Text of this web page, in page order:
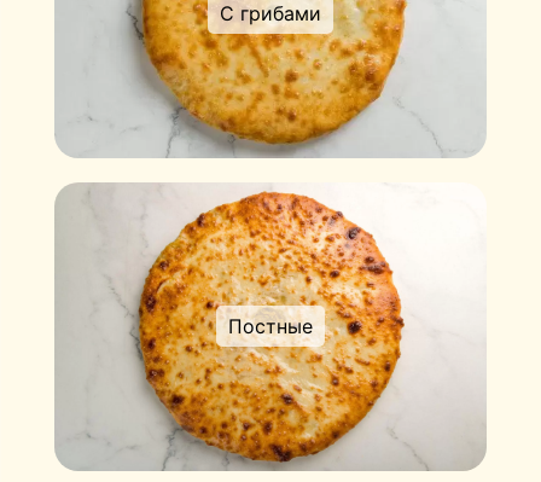
С грибами
Постные